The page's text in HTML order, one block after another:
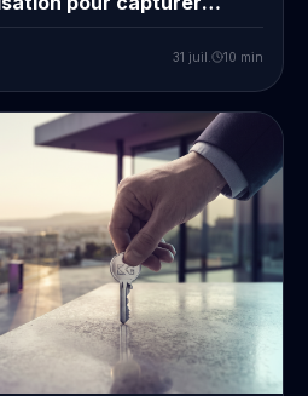
31 juil. 10 min